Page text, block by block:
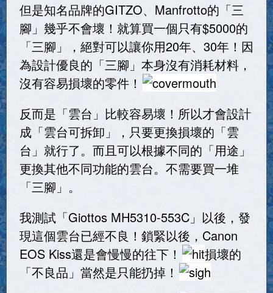
但是知名品牌的GITZO、Manfrotto的「三
腳」幾乎不會壞！就算買一個只有$5000的
「三腳」，絕對可以讓你用20年、30年！因
為設計優良的「三腳」本身沒有消耗材料，
沒有容易損壞的零件！
反而是「雲台」比較容易壞！所以才會設計
成「雲台可拆卸」，只要更換損壞的「雲
台」就行了。而且可以根據不同的「用途」
更換其他不同功能的雲台。不需要買一堆
「三腳」。
我測試「Giottos MH5310-553C」以後，發
現這個雲台已經不良！鎖緊以後，Canon
EOS Kiss還是會慢慢的往下！
損壞的
「不良品」當然是只能扔掉！